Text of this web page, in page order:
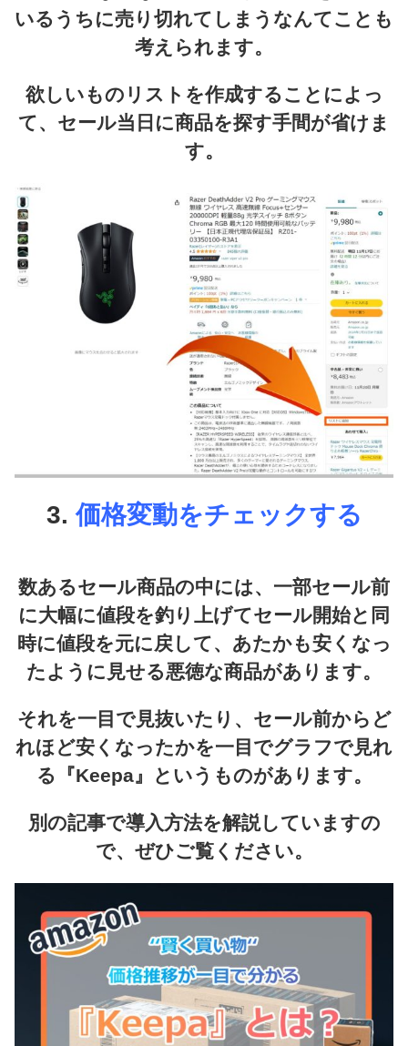
いるうちに売り切れてしまうなんてことも
考えられます。
欲しいものリストを作成することによっ
て、セール当日に商品を探す手間が省けま
す。
3.価格変動をチェックする
数あるセール商品の中には、一部セール前
に大幅に値段を釣り上げてセール開始と同
時に値段を元に戻して、あたかも安くなっ
たように見せる悪徳な商品があります。
それを一目で見抜いたり、セール前からど
れほど安くなったかを一目でグラフで見れ
る『Keepa』というものがあります。
別の記事で導入方法を解説していますの
で、ぜひご覧ください。